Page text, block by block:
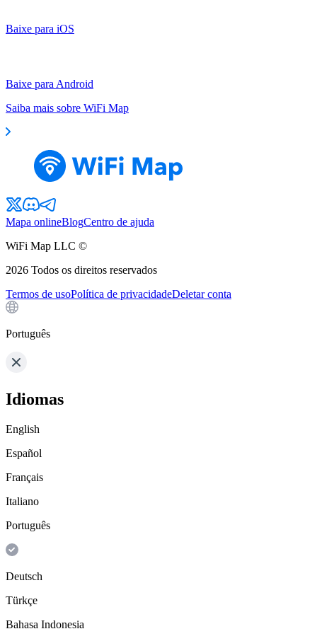
Baixe para iOS
Baixe para Android
Saiba mais sobre WiFi Map
Mapa onlineBlogCentro de ajuda
WiFi Map LLC ©
2026 Todos os direitos reservados
Termos de usoPolítica de privacidadeDeletar conta
Português
Idiomas
English
Español
Français
Italiano
Português
Deutsch
Türkçe
Bahasa Indonesia